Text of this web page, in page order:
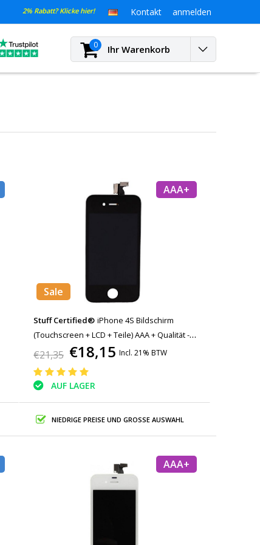
2% Rabatt? Klicke hier! Kontakt anmelden
0 Ihr Warenkorb
AAA+
Sale
Stuff Certified® iPhone 4S Bildschirm
(Touchscreen + LCD + Teile) AAA + Qualität -
Schwarz
€21,35 €18,15 Incl. 21% BTW
AUF LAGER
NIEDRIGE PREISE UND GROSSE AUSWAHL
AAA+